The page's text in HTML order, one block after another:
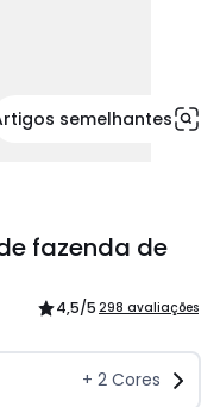
semelhantes
fazenda de
4,5/5 298 avaliações
+ 2 Cores